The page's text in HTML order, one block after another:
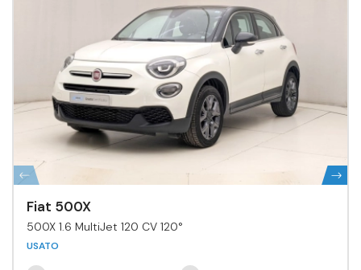
Fiat 500X
500X 1.6 MultiJet 120 CV 120°
USATO